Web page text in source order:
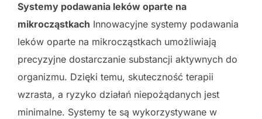
Systemy podawania leków oparte na
mikrocząstkach Innowacyjne systemy podawania
leków oparte na mikrocząstkach umożliwiają
precyzyjne dostarczanie substancji aktywnych do
organizmu. Dzięki temu, skuteczność terapii
wzrasta, a ryzyko działań niepożądanych jest
minimalne. Systemy te są wykorzystywane w